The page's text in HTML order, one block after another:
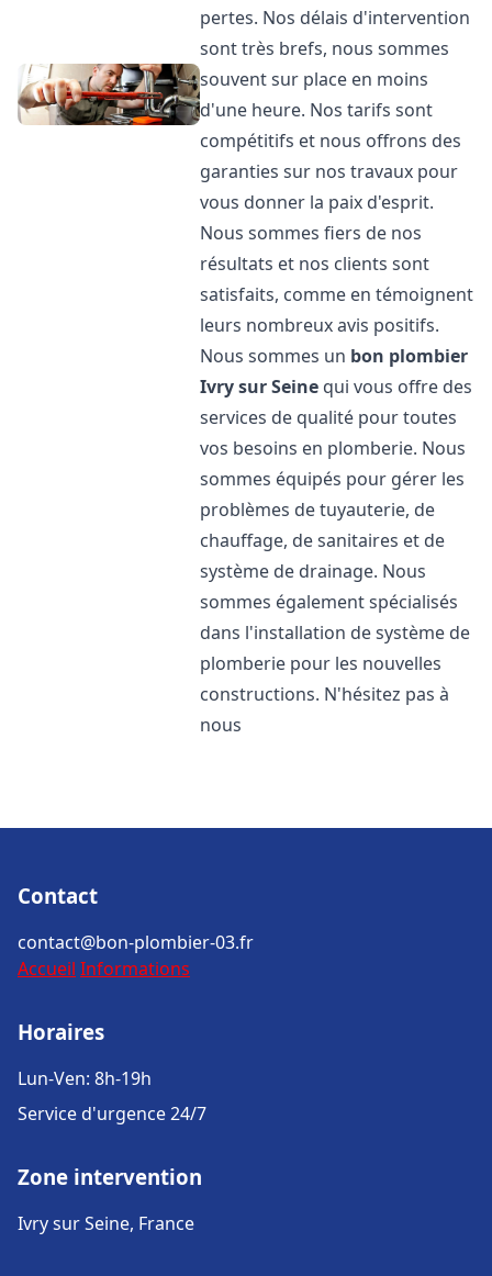
pertes. Nos délais d'intervention
sont très brefs, nous sommes
souvent sur place en moins
d'une heure. Nos tarifs sont
compétitifs et nous offrons des
garanties sur nos travaux pour
vous donner la paix d'esprit.
Nous sommes fiers de nos
résultats et nos clients sont
satisfaits, comme en témoignent
leurs nombreux avis positifs.
Nous sommes un bon plombier
Ivry sur Seine qui vous offre des
services de qualité pour toutes
vos besoins en plomberie. Nous
sommes équipés pour gérer les
problèmes de tuyauterie, de
chauffage, de sanitaires et de
système de drainage. Nous
sommes également spécialisés
dans l'installation de système de
plomberie pour les nouvelles
constructions. N'hésitez pas à
nous
Contact
contact@bon-plombier-03.fr
Accueil Informations
Horaires
Lun-Ven: 8h-19h
Service d'urgence 24/7
Zone intervention
Ivry sur Seine, France